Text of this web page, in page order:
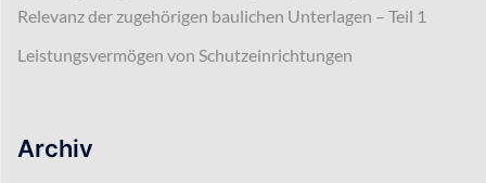
Relevanz der zugehörigen baulichen Unterlagen – Teil 1
Leistungsvermögen von Schutzeinrichtungen
Archiv